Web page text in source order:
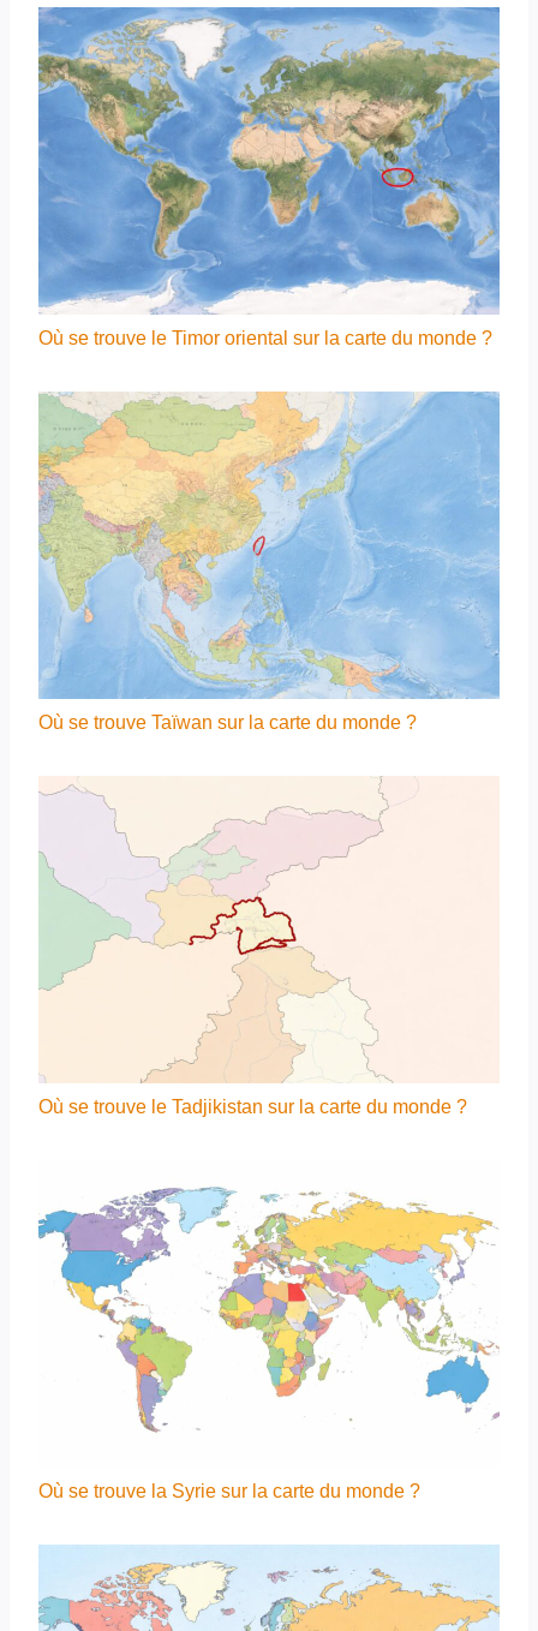
Où se trouve le Timor oriental sur la carte du monde ?
Où se trouve Taïwan sur la carte du monde ?
Où se trouve le Tadjikistan sur la carte du monde ?
Où se trouve la Syrie sur la carte du monde ?